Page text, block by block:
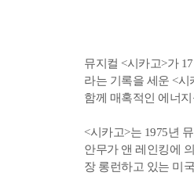
뮤지컬 <시카고>가
라는 기록을 세운 <
함께 매혹적인 에너
<시카고>는 1975년
안무가 앤 레인킹에
장 롱런하고 있는 미